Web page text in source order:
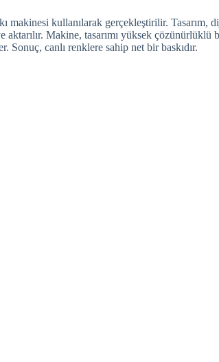
makinesi kullanılarak gerçekleştirilir. Tasarım,
Makine, tasarımı yüksek çözünürlüklü
Sonuç, canlı renklere sahip net bir baskıdır.